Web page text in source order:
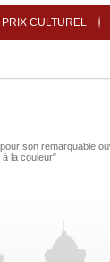
PRIX CULTUREL
son remarquable
la couleur"